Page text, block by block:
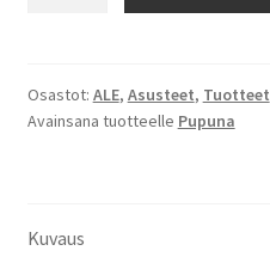
Osastot: ALE, Asusteet, Tuotteet
Avainsana tuotteelle Pupuna
Kuvaus